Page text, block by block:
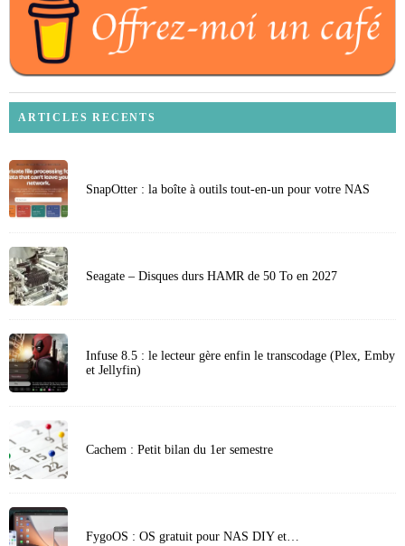
ARTICLES RECENTS
SnapOtter : la boîte à outils tout-en-un pour votre NAS
Seagate – Disques durs HAMR de 50 To en 2027
Infuse 8.5 : le lecteur gère enfin le transcodage (Plex, Emby
et Jellyfin)
Cachem : Petit bilan du 1er semestre
FygoOS : OS gratuit pour NAS DIY et…